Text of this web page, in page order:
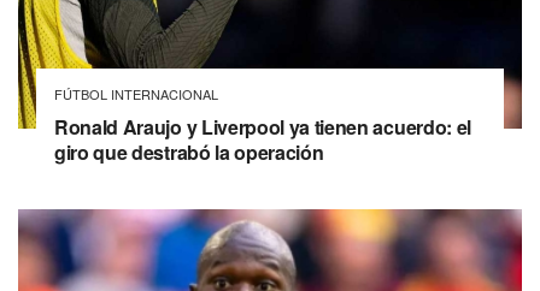
FÚTBOL INTERNACIONAL
Ronald Araujo y Liverpool ya tienen acuerdo: el
giro que destrabó la operación